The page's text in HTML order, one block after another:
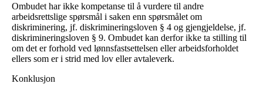
Ombudet har ikke kompetanse til å vurdere til andre
arbeidsrettslige spørsmål i saken enn spørsmålet om
diskriminering, jf. diskrimineringsloven § 4 og gjengjeldelse, jf.
diskrimineringsloven § 9. Ombudet kan derfor ikke ta stilling til
om det er forhold ved lønnsfastsettelsen eller arbeidsforholdet
ellers som er i strid med lov eller avtaleverk.
Konklusjon